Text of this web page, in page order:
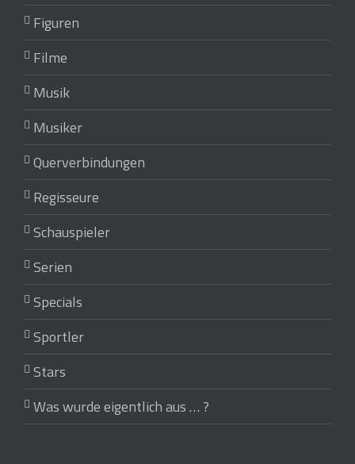
Figuren
Filme
Musik
Musiker
Querverbindungen
Regisseure
Schauspieler
Serien
Specials
Sportler
Stars
Was wurde eigentlich aus … ?